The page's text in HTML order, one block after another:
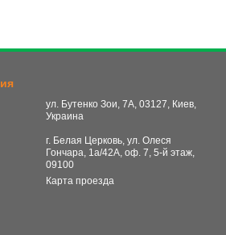
лошадей коров, собак и других
такими как кальций,
выбор продуктов или пищевых
ул. Бутенко Зои, 7А, 03127, Киев,
Украина
г. Белая Церковь, ул. Олеся
Гончара, 1а/42А, оф. 7, 5-й этаж,
09100
Карта проезда